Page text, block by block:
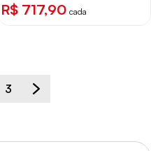
R$ 717,90 cada
3